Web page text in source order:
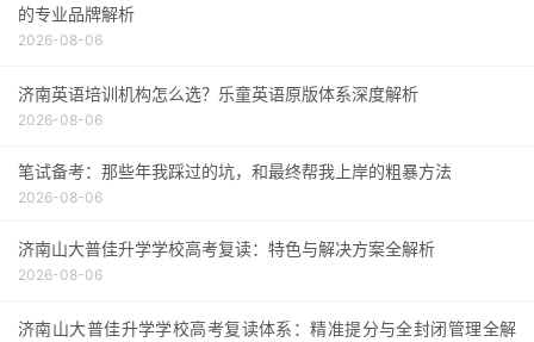
的专业品牌解析
2026-08-06
济南英语培训机构怎么选？乐童英语原版体系深度解析
2026-08-06
笔试备考：那些年我踩过的坑，和最终帮我上岸的粗暴方法
2026-08-06
济南山大普佳升学学校高考复读：特色与解决方案全解析
2026-08-06
济南山大普佳升学学校高考复读体系：精准提分与全封闭管理全解